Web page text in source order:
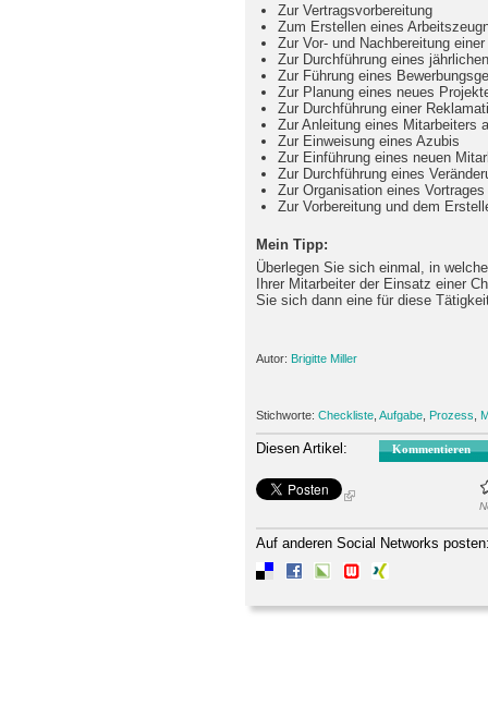
Zur Vertragsvorbereitung
Zum Erstellen eines
Zur Vor- und Nachbereitung
Zur Durchführung eines
Zur Führung eines
Zur Planung eines neues
Zur Durchführung einer
Zur Anleitung eines Mitarbeiters
Zur Einweisung eines Azubis
Zur Einführung eines neuen
Zur Durchführung eines
Zur Organisation eines Vortrages
Zur Vorbereitung und dem
Mein Tipp:
Überlegen Sie sich einmal, in
Ihrer Mitarbeiter der Einsatz einer
Sie sich dann eine für diese
Autor: Brigitte Miller
Stichworte: Checkliste Aufgabe Prozess
Diesen Artikel: Kommentieren
Auf anderen Social Networks